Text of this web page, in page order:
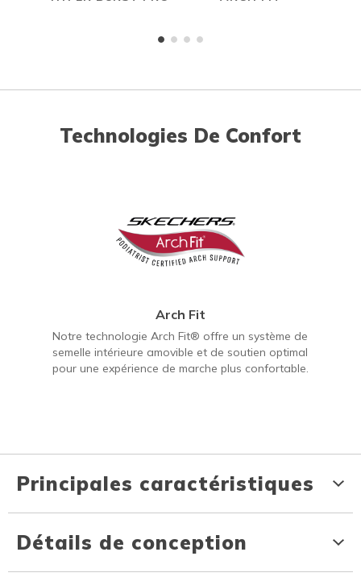
Technologies De Confort
Arch Fit
Notre technologie Arch Fit® offre un système de
semelle intérieure amovible et de soutien optimal
pour une expérience de marche plus confortable.
Principales caractéristiques
Détails de conception